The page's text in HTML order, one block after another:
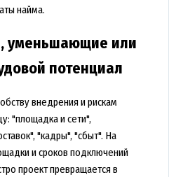
найма.
уменьшающие или
потенциал
внедрения и рискам
"площадка и сети",
"кадры", "сбыт". На
и сроков подключений
проект превращается в